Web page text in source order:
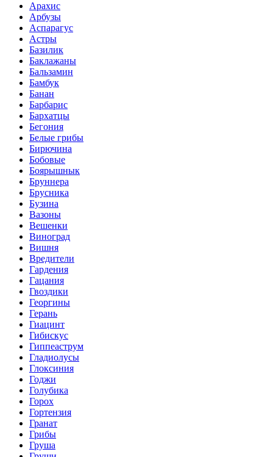
Арахис
Арбузы
Аспарагус
Астры
Базилик
Баклажаны
Бальзамин
Бамбук
Банан
Барбарис
Бархатцы
Бегония
Белые грибы
Бирючина
Бобовые
Боярышнык
Бруннера
Брусника
Бузина
Вазоны
Вешенки
Виноград
Вишня
Вредители
Гардения
Гацания
Гвоздики
Георгины
Герань
Гиацинт
Гибискус
Гиппеаструм
Гладиолусы
Глоксиния
Годжи
Голубика
Горох
Гортензия
Гранат
Грибы
Груша